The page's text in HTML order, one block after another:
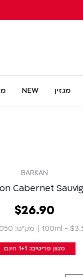
מגזין NEW
BARKAN
Cabernet
26.90
‏
$
$3.59 -
| מק״ט: 44281050
מגוון פריטים: 1+1 חינם